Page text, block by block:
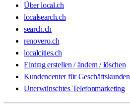
Über local.ch
localsearch.ch
search.ch
renovero.ch
localcities.ch
Eintrag erstellen / ändern / löschen
Kundencenter für Geschäftskunden
Unerwünschtes Telefonmarketing